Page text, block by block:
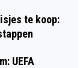
te koop:
UEFA